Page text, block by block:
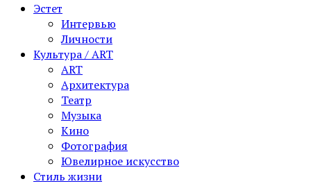
Эстет
Интервью
Личности
Культура / ART
ART
Архитектура
Театр
Музыка
Кино
Фотография
Ювелирное искусство
Стиль жизни